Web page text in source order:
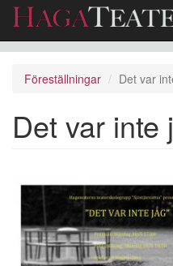
Föreställningar Det var
Det var inte